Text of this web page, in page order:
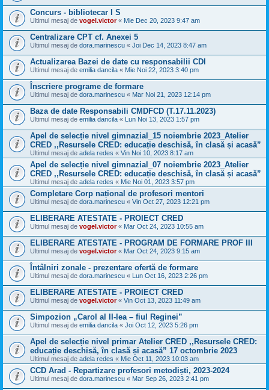
Concurs - bibliotecar I S
Ultimul mesaj de vogel.victor« Mie Dec 20, 2023 9:47 am
Centralizare CPT cf. Anexei 5
Ultimul mesaj de dora.marinescu « Joi Dec 14, 2023 8:47 am
Actualizarea Bazei de date cu responsabilii CDI
Ultimul mesaj de emilia dancila « Mie Noi 22, 2023 3:40 pm
Înscriere programe de formare
Ultimul mesaj de dora.marinescu « Mar Noi 21, 2023 12:14 pm
Baza de date Responsabili CMDFCD (T.17.11.2023)
Ultimul mesaj de emilia dancila « Lun Noi 13, 2023 1:57 pm
Apel de selecție nivel gimnazial_15 noiembrie 2023_Atelier
CRED ,,Resursele CRED: educație deschisă, în clasă și acasă”
Ultimul mesaj de adela redes « Vin Noi 10, 2023 8:17 am
Apel de selecție nivel gimnazial_07 noiembrie 2023_Atelier
CRED ,,Resursele CRED: educație deschisă, în clasă și acasă”
Ultimul mesaj de adela redes « Mie Noi 01, 2023 3:57 pm
Completare Corp național de profesori mentori
Ultimul mesaj de dora.marinescu « Vin Oct 27, 2023 12:21 pm
ELIBERARE ATESTATE - PROIECT CRED
Ultimul mesaj de vogel.victor« Mar Oct 24, 2023 10:55 am
ELIBERARE ATESTATE - PROGRAM DE FORMARE PROF III
Ultimul mesaj de vogel.victor« Mar Oct 24, 2023 9:15 am
Întâlniri zonale - prezentare ofertă de formare
Ultimul mesaj de dora.marinescu « Lun Oct 16, 2023 2:26 pm
ELIBERARE ATESTATE - PROIECT CRED
Ultimul mesaj de vogel.victor« Vin Oct 13, 2023 11:49 am
Simpozion „Carol al II-lea – fiul Reginei”
Ultimul mesaj de emilia dancila « Joi Oct 12, 2023 5:26 pm
Apel de selecție nivel primar Atelier CRED ,,Resursele CRED:
educație deschisă, în clasă și acasă” 17 octombrie 2023
Ultimul mesaj de adela redes « Mie Oct 11, 2023 10:03 am
CCD Arad - Repartizare profesori metodiști, 2023-2024
Ultimul mesaj de dora.marinescu « Mar Sep 26, 2023 2:41 pm